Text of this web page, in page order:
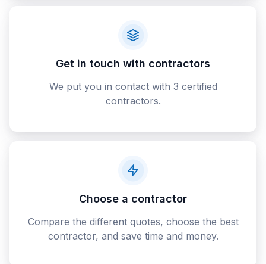
Get in touch with contractors
We put you in contact with 3 certified
contractors.
Choose a contractor
Compare the different quotes, choose the best
contractor, and save time and money.